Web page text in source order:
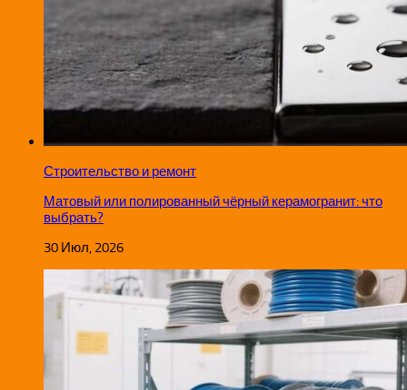
Строительство и ремонт
Матовый или полированный чёрный керамогранит: что
выбрать?
30 Июл, 2026